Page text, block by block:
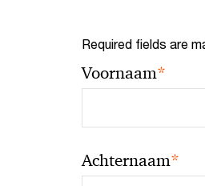
Required fields are
Voornaam*
Achternaam*